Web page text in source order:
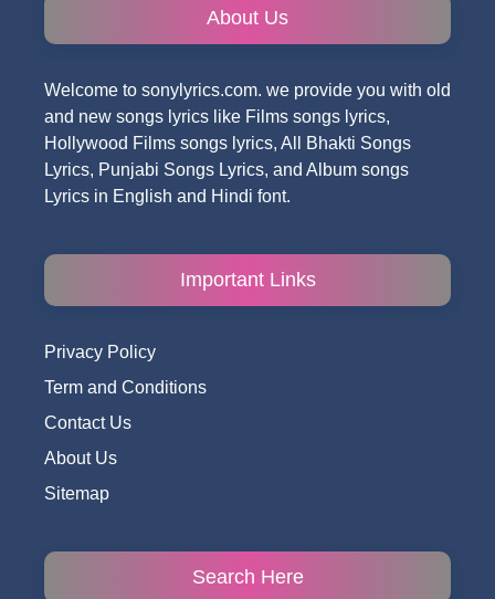
About Us
Welcome to sonylyrics.com. we provide you with old
and new songs lyrics like Films songs lyrics,
Hollywood Films songs lyrics, All Bhakti Songs
Lyrics, Punjabi Songs Lyrics, and Album songs
Lyrics in English and Hindi font.
Important Links
Privacy Policy
Term and Conditions
Contact Us
About Us
Sitemap
Search Here